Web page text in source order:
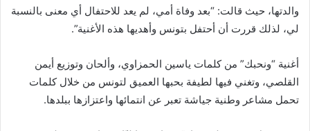
والدتها، حيث قالت: “بعد وفاة أمي، لم يعد للاحتفال أي معنى بالنسبة
لي، لذلك قررت أن أحتفل بتونس وأهديها هذه الأغنية”.
أغنية “ونحبك” من كلمات ياسين الحمزاوي، وألحان وتوزيع أيمن
القلصي، وتغني فيها لطيفة بحبها العميق لتونس من خلال كلمات
تحمل مشاعر وطنية جياشة تعبر عن انتمائها واعتزازها ببلدها.